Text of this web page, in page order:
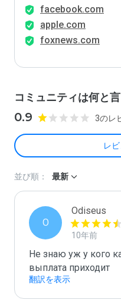
facebook.com
apple.com
foxnews.com
コミュニティは何と
0.9 3のレ
レ
並び順： 最新
O
Odiseus
10年前
Не знаю уж у кого
выплата приходит
翻訳を表示